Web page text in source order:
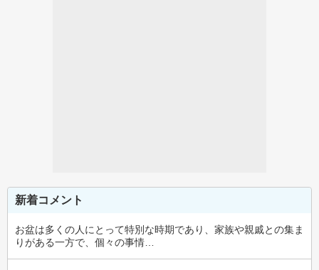
新着コメント
お盆は多くの人にとって特別な時期であり、家族や親戚との集ま
りがある一方で、個々の事情…